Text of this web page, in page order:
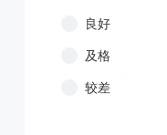
良好
及格
较差